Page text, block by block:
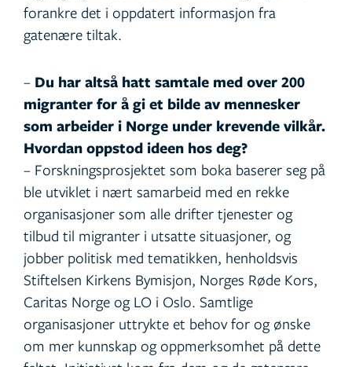
forankre det i oppdatert informasjon fra
gatenære tiltak.
– Du har altså hatt samtale med over 200
migranter for å gi et bilde av mennesker
som arbeider i Norge under krevende vilkår.
Hvordan oppstod ideen hos deg?
– Forskningsprosjektet som boka baserer seg på
ble utviklet i nært samarbeid med en rekke
organisasjoner som alle drifter tjenester og
tilbud til migranter i utsatte situasjoner, og
jobber politisk med tematikken, henholdsvis
Stiftelsen Kirkens Bymisjon, Norges Røde Kors,
Caritas Norge og LO i Oslo. Samtlige
organisasjoner uttrykte et behov for og ønske
om mer kunnskap og oppmerksomhet på dette